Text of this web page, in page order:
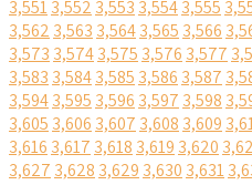
3,5513,552 3,553 3,5543,555
3,562 3,563 3,5643,565 3,566
3,573 3,5743,575 3,576 3,577
3,583 3,5843,585 3,586 3,587
3,5943,595 3,596 3,597 3,598
3,605 3,606 3,607 3,608 3,609
3,616 3,617 3,618 3,619 3,620
3,627 3,628 3,629 3,630 3,631